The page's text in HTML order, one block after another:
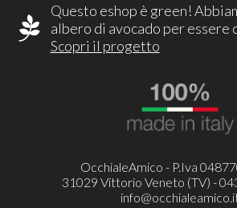
Questo eshop è green!
albero di avocado per essere
Scopri il progetto
OcchialeAmico - P.Iva
31029 Vittorio Veneto (TV) -